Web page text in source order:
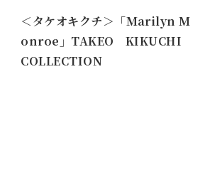
＜タケオキクチ＞「Marilyn M
onroe」TAKEO KIKUCHI
COLLECTION